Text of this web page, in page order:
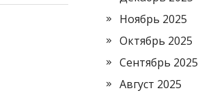
Ноябрь 2025
Октябрь 2025
Сентябрь 2025
Август 2025